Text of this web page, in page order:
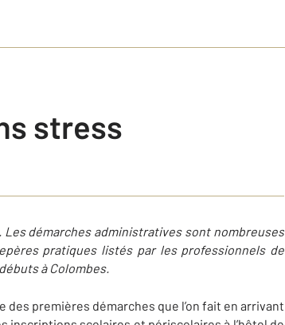
stress
démarches administratives sont nombreuses
pratiques listés par les professionnels de
à Colombes.
des premières démarches que l’on fait en arrivant